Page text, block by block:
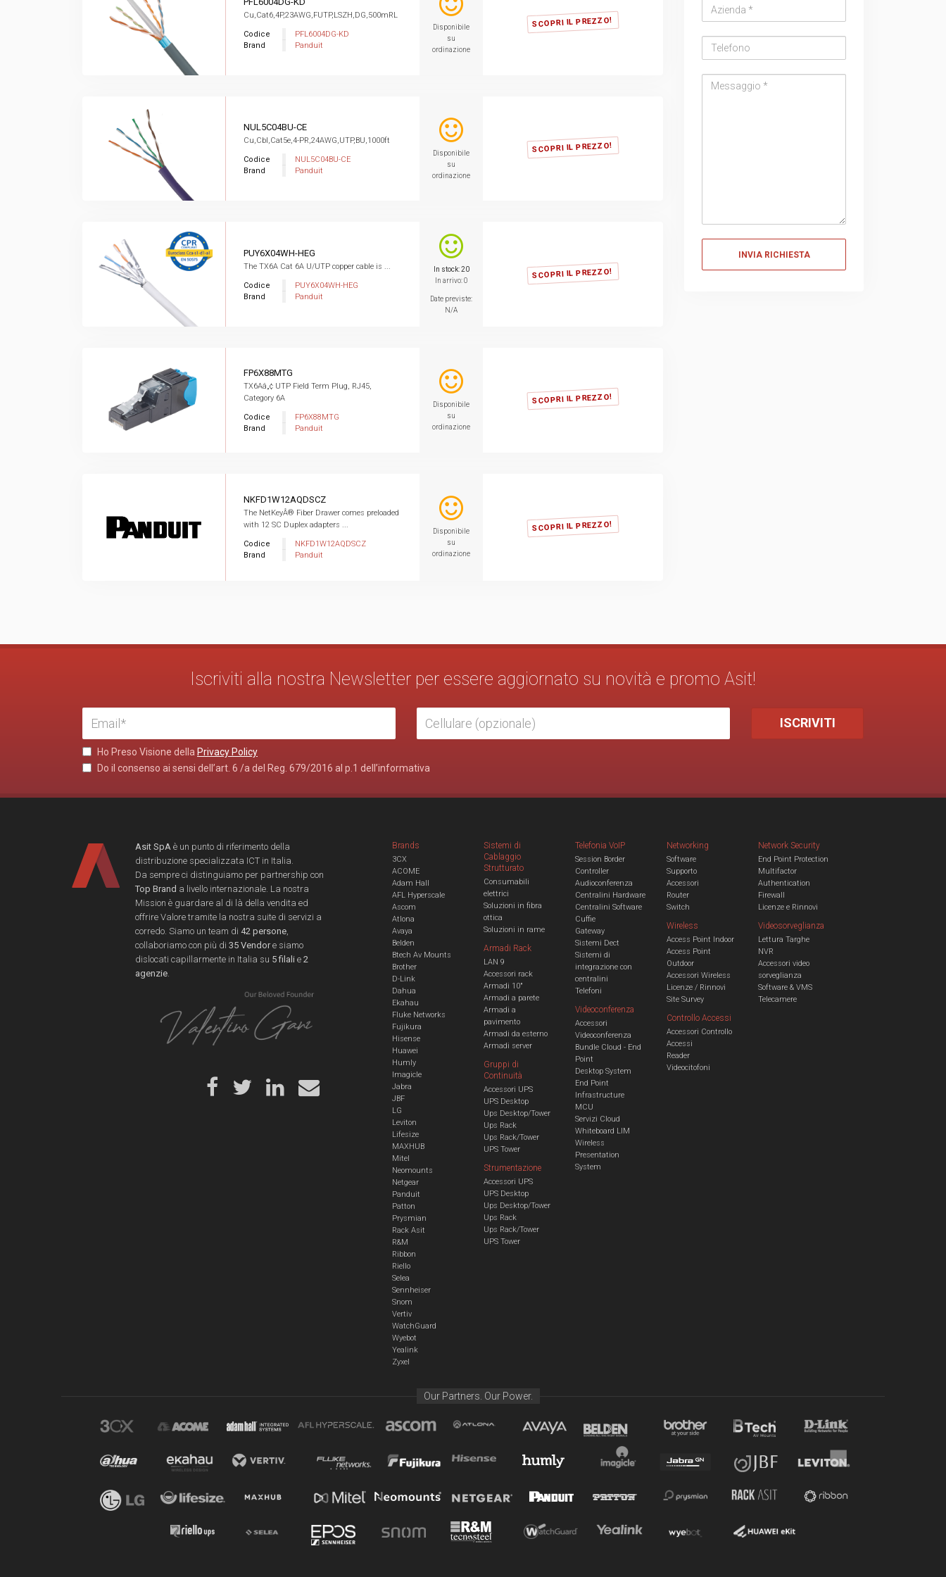
SCOPRI IL PREZZO!
Cu,Cat6,4P,23AWG,FUTP,LSZH,DG,500mRL
Codice
PFL6004DG-KD
Brand
Panduit
Disponibile
su
ordinazione
SCOPRI IL PREZZO!
NUL5C04BU-CE
Cu,Cbl,Cat5e,4-PR,24AWG,UTP,BU,1000ft
Codice
NUL5C04BU-CE
Brand
Panduit
Disponibile
su
ordinazione
SCOPRI IL PREZZO!
PUY6X04WH-HEG
The TX6A Cat 6A U/UTP copper cable is ...
Codice
PUY6X04WH-HEG
Brand
Panduit
In stock: 20
In arrivo: 0
Date previste:
N/A
SCOPRI IL PREZZO!
FP6X88MTG
TX6Aâ„¢ UTP Field Term Plug, RJ45,
Category 6A
Codice
FP6X88MTG
Brand
Panduit
Disponibile
su
ordinazione
SCOPRI IL PREZZO!
NKFD1W12AQDSCZ
The NetKeyÂ® Fiber Drawer comes preloaded
with 12 SC Duplex adapters ...
Codice
NKFD1W12AQDSCZ
Brand
Panduit
Disponibile
su
ordinazione
Iscriviti alla nostra Newsletter per essere aggiornato su novità e promo Asit!
Ho Preso Visione della Privacy Policy
Do il consenso ai sensi dell’art. 6 /a del Reg. 679/2016 al p.1 dell’informativa
Asit SpA è un punto di riferimento della
distribuzione specializzata ICT in Italia.
Da sempre ci distinguiamo per partnership con
Top Brand a livello internazionale. La nostra
Mission è guardare al di là della vendita ed
offrire Valore tramite la nostra suite di servizi a
corredo. Siamo un team di 42 persone
collaboriamo con più di 35 Vendore siamo
dislocati capillarmente in Italia su 5 filali e 2
agenzie
Brands
3CX
ACOME
Adam Hall
AFL Hyperscale
Ascom
Atlona
Avaya
Belden
Btech Av Mounts
Brother
D-Link
Dahua
Ekahau
Fluke Networks
Fujikura
Hisense
Huawei
Humly
Imagicle
Jabra
JBF
LG
Leviton
Lifesize
MAXHUB
Mitel
Neomounts
Netgear
Panduit
Patton
Prysmian
Rack Asit
R&M
Ribbon
Riello
Selea
Sennheiser
Snom
Vertiv
WatchGuard
Wyebot
Yealink
Zyxel
Sistemi di
Cablaggio
Strutturato
Consumabili
elettrici
Soluzioni in fibra
ottica
Soluzioni in rame
Armadi Rack
LAN 9
Accessori rack
Armadi 10"
Armadi a parete
Armadi a
pavimento
Armadi da esterno
Armadi server
Gruppi di
Continuità
Accessori UPS
UPS Desktop
Ups Desktop/Tower
Ups Rack
Ups Rack/Tower
UPS Tower
Strumentazione
Accessori UPS
UPS Desktop
Ups Desktop/Tower
Ups Rack
Ups Rack/Tower
UPS Tower
Telefonia VoIP
Session Border
Controller
Audioconferenza
Centralini Hardware
Centralini Software
Cuffie
Gateway
Sistemi Dect
Sistemi di
integrazione con
centralini
Telefoni
Videoconferenza
Accessori
Videoconferenza
Bundle Cloud - End
Point
Desktop System
End Point
Infrastructure
MCU
Servizi Cloud
Whiteboard LIM
Wireless
Presentation
System
Networking
Software
Supporto
Accessori
Router
Switch
Wireless
Access Point Indoor
Access Point
Outdoor
Accessori Wireless
Licenze / Rinnovi
Site Survey
Network Security
End Point Protection
Multifactor
Authentication
Firewall
Licenze e Rinnovi
Videosorveglianza
Lettura Targhe
NVR
Accessori video
sorveglianza
Software & VMS
Telecamere
Controllo Accessi
Accessori Controllo
Accessi
Reader
Videocitofoni